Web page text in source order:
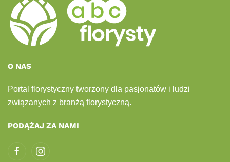
O NAS
Portal florystyczny tworzony dla pasjonatów i ludzi
związanych z branżą florystyczną.
PODĄŻAJ ZA NAMI